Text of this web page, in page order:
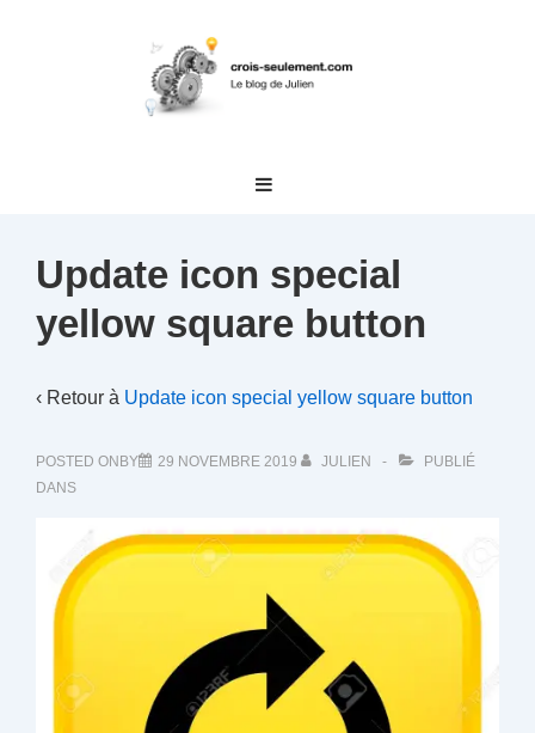
Update icon special
yellow square button
‹ Retour à Update icon special yellow square button
POSTED ONBY 29 NOVEMBRE 2019 JULIEN
PUBLIÉ
DANS